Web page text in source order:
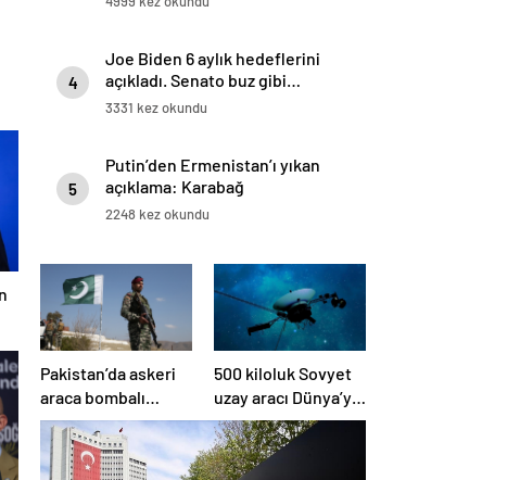
4
Joe Biden 6 aylık hedeflerini
açıkladı. Senato buz gibi…
3331 kez okundu
5
Putin’den Ermenistan’ı yıkan
açıklama: Karabağ
Azerbaycan’ın ayrılmaz bir
2248 kez okundu
Pakistan’da askeri
araca bombalı
saldırı düzenlendi
500 kiloluk Sovyet
uzay aracı Dünya’ya
düşüyor: Türkiye de
risk altında